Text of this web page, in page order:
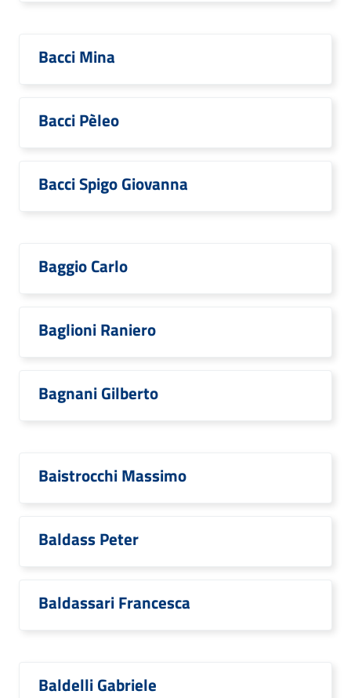
Bacci Mina
Bacci Pèleo
Bacci Spigo Giovanna
Baggio Carlo
Baglioni Raniero
Bagnani Gilberto
Baistrocchi Massimo
Baldass Peter
Baldassari Francesca
Baldelli Gabriele